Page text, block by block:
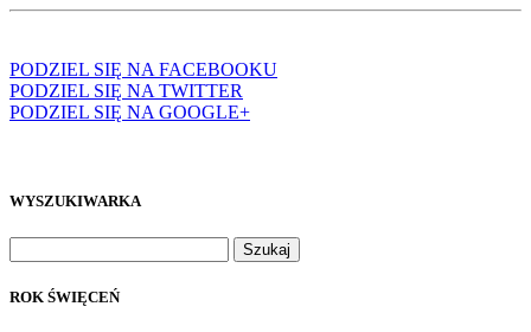
PODZIEL SIĘ NA FACEBOOKU
PODZIEL SIĘ NA TWITTER
PODZIEL SIĘ NA GOOGLE+
WYSZUKIWARKA
ROK ŚWIĘCEŃ